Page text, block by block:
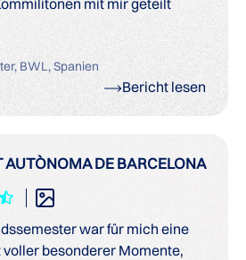
BWL, Spanien
Bericht lesen
AUTÒNOMA DE BARCELONA
war für mich eine
besonderer Momente,